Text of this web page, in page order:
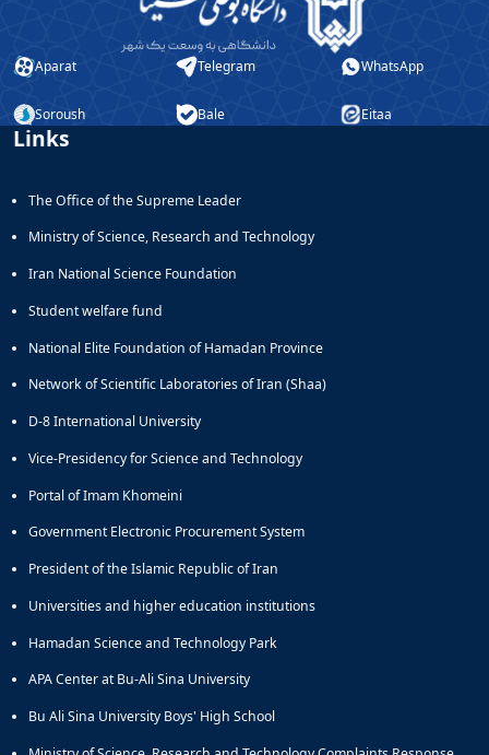
Aparat Telegram WhatsApp
Soroush Bale Eitaa
Links
The Office of the Supreme Leader
Ministry of Science, Research and Technology
Iran National Science Foundation
Student welfare fund
National Elite Foundation of Hamadan Province
Network of Scientific Laboratories of Iran (Shaa)
D-8 International University
Vice-Presidency for Science and Technology
Portal of Imam Khomeini
Government Electronic Procurement System
President of the Islamic Republic of Iran
Universities and higher education institutions
Hamadan Science and Technology Park
APA Center at Bu-Ali Sina University
Bu Ali Sina University Boys' High School